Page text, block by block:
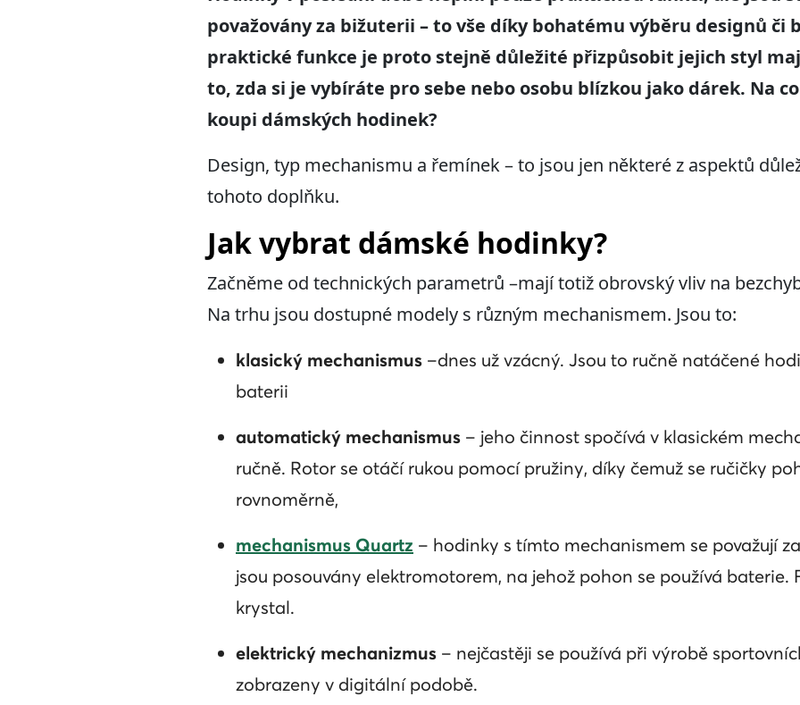
považovány za bižuterii – to vše díky bohatému výběru designů či
praktické funkce je proto stejně důležité přizpůsobit jejich styl
to, zda si je vybíráte pro sebe nebo osobu blízkou jako dárek. Na
koupi dámských hodinek?
Design, typ mechanismu a řemínek – to jsou jen některé z aspektů
tohoto doplňku.
Jak vybrat dámské hodinky?
Začněme od technických parametrů –mají totiž obrovský vliv na
Na trhu jsou dostupné modely s různým mechanismem. Jsou to:
klasický mechanismus –dnes už vzácný. Jsou to ručně natáčené
baterii
automatický mechanismus – jeho činnost spočívá v klasickém
ručně. Rotor se otáčí rukou pomocí pružiny, díky čemuž se ručičky
rovnoměrně,
mechanismus Quartz – hodinky s tímto mechanismem se považují
jsou posouvány elektromotorem, na jehož pohon se používá baterie.
krystal.
elektrický mechanizmus – nejčastěji se používá při výrobě
zobrazeny v digitální podobě.